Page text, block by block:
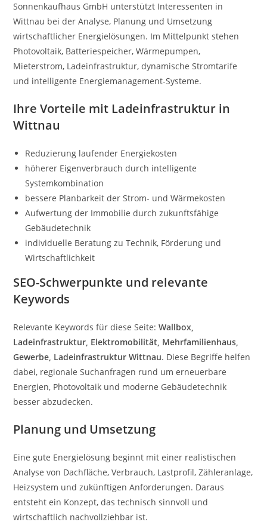
Sonnenkaufhaus GmbH unterstützt Interessenten in
Wittnau bei der Analyse, Planung und Umsetzung
wirtschaftlicher Energielösungen. Im Mittelpunkt stehen
Photovoltaik, Batteriespeicher, Wärmepumpen,
Mieterstrom, Ladeinfrastruktur, dynamische Stromtarife
und intelligente Energiemanagement-Systeme.
Ihre Vorteile mit Ladeinfrastruktur in
Wittnau
Reduzierung laufender Energiekosten
höherer Eigenverbrauch durch intelligente
Systemkombination
bessere Planbarkeit der Strom- und Wärmekosten
Aufwertung der Immobilie durch zukunftsfähige
Gebäudetechnik
individuelle Beratung zu Technik, Förderung und
Wirtschaftlichkeit
SEO-Schwerpunkte und relevante
Keywords
Relevante Keywords für diese Seite:Wallbox,
Ladeinfrastruktur, Elektromobilität, Mehrfamilienhaus,
Gewerbe, Ladeinfrastruktur Wittnau. Diese Begriffe helfen
dabei, regionale Suchanfragen rund um erneuerbare
Energien, Photovoltaik und moderne Gebäudetechnik
besser abzudecken.
Planung und Umsetzung
Eine gute Energielösung beginnt mit einer realistischen
Analyse von Dachfläche, Verbrauch, Lastprofil, Zähleranlage,
Heizsystem und zukünftigen Anforderungen. Daraus
entsteht ein Konzept, das technisch sinnvoll und
wirtschaftlich nachvollziehbar ist.